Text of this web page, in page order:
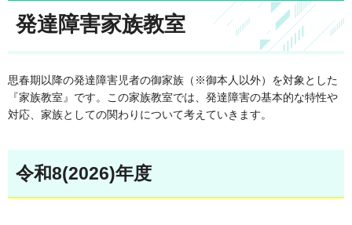
発達障害家族教室
思春期以降の発達障害児者の御家族（※御本人以外）を対象とした
『家族教室』です。この家族教室では、発達障害の基本的な特性や
対応、家族としての関わりについて考えていきます。
令和8(2026)年度